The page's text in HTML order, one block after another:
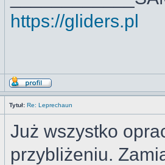
https://gliders.pl
Tytuł: Re: Leprechaun
Już wszystko
przybliżeniu.